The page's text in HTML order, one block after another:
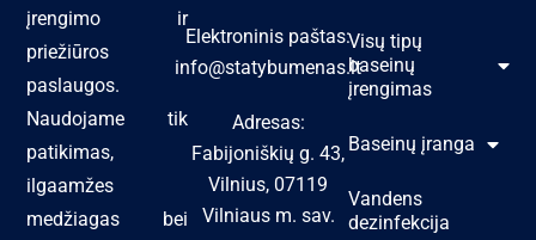
įrengimo ir
priežiūros
paslaugos.
Naudojame tik
patikimas,
ilgaamžes
medžiagas bei
Elektroninis paštas:
info@statybumenas.lt
Adresas:
Fabijoniškių g. 43,
Vilnius, 07119
Vilniaus m. sav.
Visų tipų
baseinų
įrengimas
Baseinų įranga
Vandens
dezinfekcija